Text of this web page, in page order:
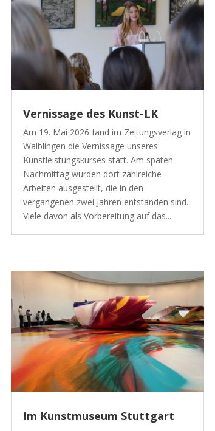
Vernissage des Kunst-LK
Am 19. Mai 2026 fand im Zeitungsverlag in
Waiblingen die Vernissage unseres
Kunstleistungskurses statt. Am späten
Nachmittag wurden dort zahlreiche
Arbeiten ausgestellt, die in den
vergangenen zwei Jahren entstanden sind.
Viele davon als Vorbereitung auf das...
Im Kunstmuseum Stuttgart